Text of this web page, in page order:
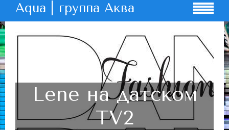
Aqua | группа Аква
Lene на датском
TV2